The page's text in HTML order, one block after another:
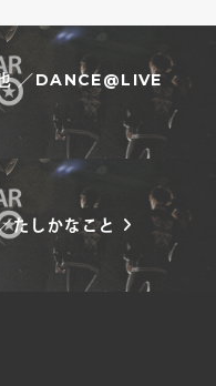
／DANCE@LIVE
たしかなこと